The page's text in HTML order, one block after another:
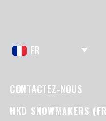
FR
CONTACTEZ-NOUS
HKD SNOWMAKERS